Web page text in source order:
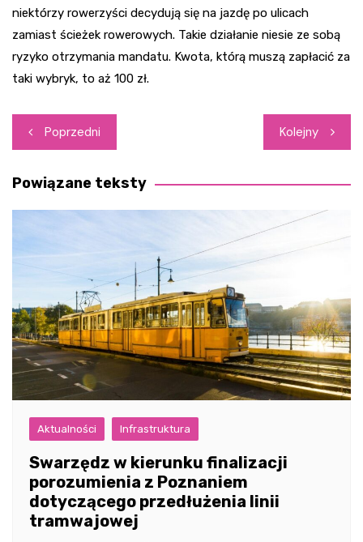
niektórzy rowerzyści decydują się na jazdę po ulicach
zamiast ścieżek rowerowych. Takie działanie niesie ze sobą
ryzyko otrzymania mandatu. Kwota, którą muszą zapłacić za
taki wybryk, to aż 100 zł.
Nawigacja
wpisu
Poprzedni Kolejny
Powiązane teksty
Aktualności Infrastruktura
Swarzędz w kierunku finalizacji
porozumienia z Poznaniem
dotyczącego przedłużenia linii
tramwajowej